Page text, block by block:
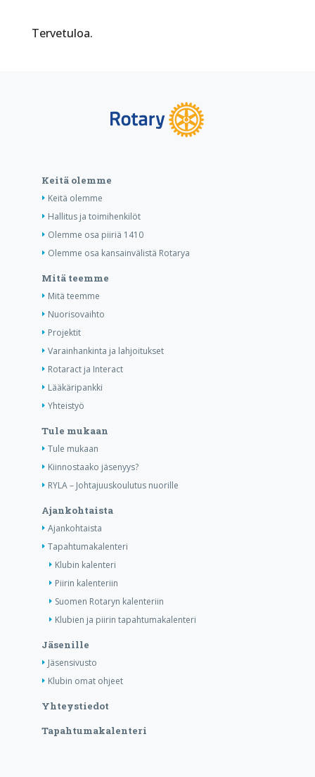
Tervetuloa.
Keitä olemme
Keitä olemme
Hallitus ja toimihenkilöt
Olemme osa piiriä 1410
Olemme osa kansainvälistä Rotarya
Mitä teemme
Mitä teemme
Nuorisovaihto
Projektit
Varainhankinta ja lahjoitukset
Rotaract ja Interact
Lääkäripankki
Yhteistyö
Tule mukaan
Tule mukaan
Kiinnostaako jäsenyys?
RYLA – Johtajuuskoulutus nuorille
Ajankohtaista
Ajankohtaista
Tapahtumakalenteri
Klubin kalenteri
Piirin kalenteriin
Suomen Rotaryn kalenteriin
Klubien ja piirin tapahtumakalenteri
Jäsenille
Jäsensivusto
Klubin omat ohjeet
Yhteystiedot
Tapahtumakalenteri